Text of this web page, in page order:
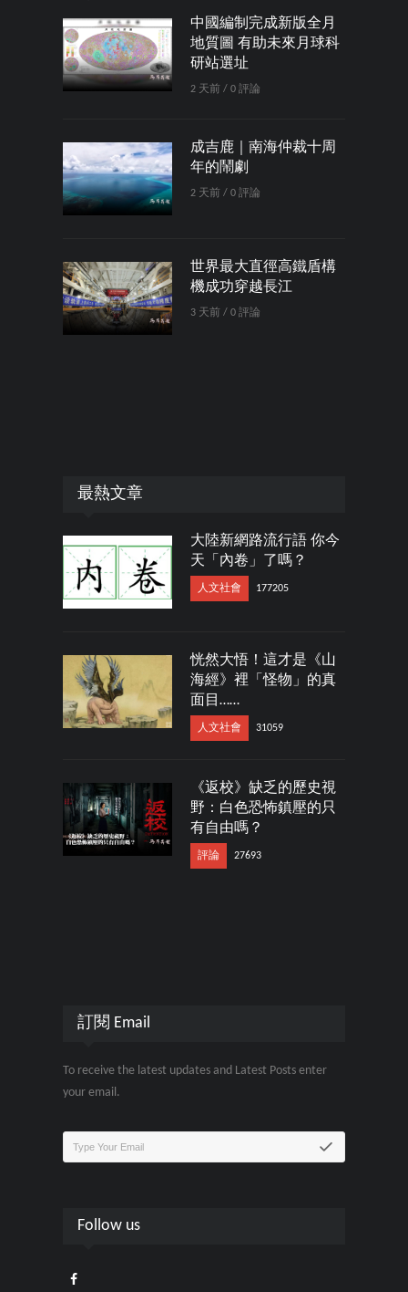
中國編制完成新版全月
地質圖 有助未來月球科
研站選址
2 天前 / 0 評論
成吉鹿｜南海仲裁十周
年的鬧劇
2 天前 / 0 評論
世界最大直徑高鐵盾構
機成功穿越長江
3 天前 / 0 評論
最熱文章
大陸新網路流行語 你今
天「內卷」了嗎？
人文社會 177205
恍然大悟！這才是《山
海經》裡「怪物」的真
面目……
人文社會 31059
《返校》缺乏的歷史視
野：白色恐怖鎮壓的只
有自由嗎？
評論 27693
訂閱 Email
To receive the latest updates and Latest Posts enter
your email.
Follow us